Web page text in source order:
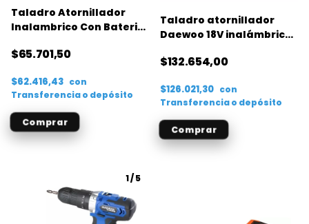
Taladro Atornillador
Inalambrico Con Bateria
hz + Accesorios
$65.701,50
$62.416,43 con
Transferencia o depósito
Taladro atornillador
Daewoo 18V inalámbrico
$132.654,00
$126.021,30 con
Transferencia o depósito
1/5